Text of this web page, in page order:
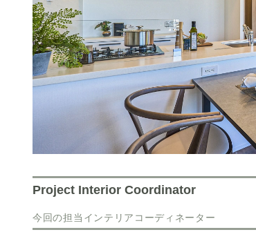
Project Interior Coordinator
今回の担当インテリアコーディネーター